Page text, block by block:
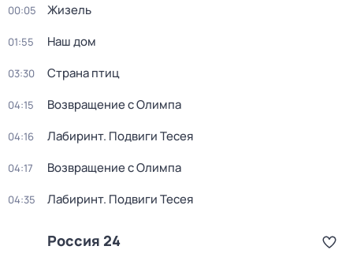
00:05 Жизель
01:55 Наш дом
03:30 Страна птиц
04:15 Возвращение с Олимпа
04:16 Лабиринт. Подвиги Тесея
04:17 Возвращение с Олимпа
04:35 Лабиринт. Подвиги Тесея
Россия 24